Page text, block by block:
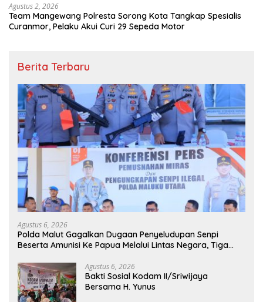
Agustus 2, 2026
Team Mangewang Polresta Sorong Kota Tangkap Spesialis
Curanmor, Pelaku Akui Curi 29 Sepeda Motor
Berita Terbaru
Agustus 6, 2026
Polda Malut Gagalkan Dugaan Penyeludupan Senpi
Beserta Amunisi Ke Papua Melalui Lintas Negara, Tiga
Agustus 6, 2026
Bakti Sosial Kodam II/Sriwijaya
Bersama H. Yunus